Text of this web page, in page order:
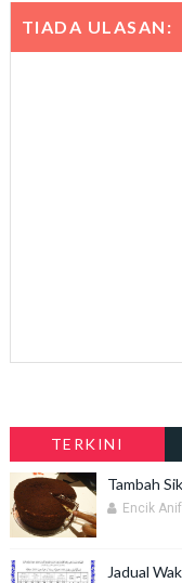
TIADA ULASAN:
TERKINI
Tambah
Encik Anif
Jadual